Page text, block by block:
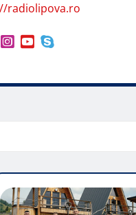
radiolipova.ro